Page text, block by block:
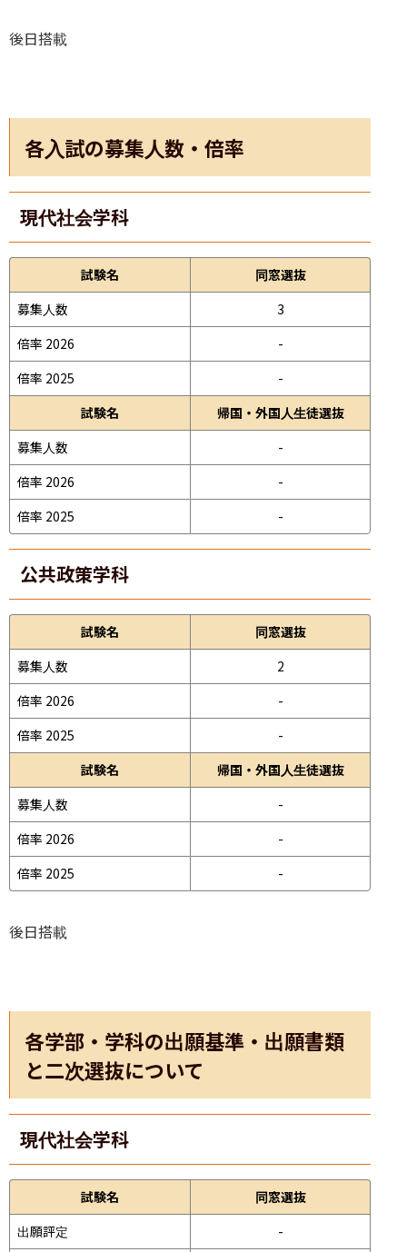
後日搭載
各入試の募集人数・倍率
現代社会学科
試験名
同窓選抜
募集人数
3
倍率 2026
-
倍率 2025
-
試験名
帰国・外国人生徒選抜
募集人数
-
倍率 2026
-
倍率 2025
-
公共政策学科
試験名
同窓選抜
募集人数
2
倍率 2026
-
倍率 2025
-
試験名
帰国・外国人生徒選抜
募集人数
-
倍率 2026
-
倍率 2025
-
後日搭載
各学部・学科の出願基準・出願書類
と二次選抜について
現代社会学科
試験名
同窓選抜
出願評定
-